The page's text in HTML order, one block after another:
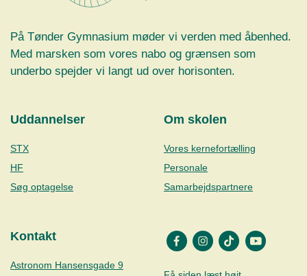
På Tønder Gymnasium møder vi verden med åbenhed.
Med marsken som vores nabo og grænsen som
underbo spejder vi langt ud over horisonten.
Uddannelser
STX
HF
Søg optagelse
Om skolen
Vores kernefortælling
Personale
Samarbejdspartnere
Kontakt
Astronom Hansensgade 9